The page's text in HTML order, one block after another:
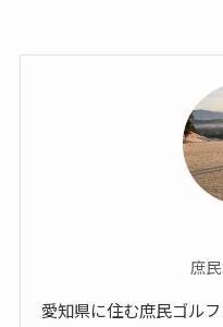
庶
愛知県に住む庶民ゴル